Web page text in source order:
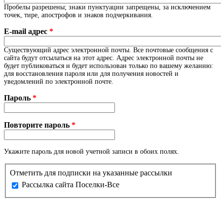
Пробелы разрешены; знаки пунктуации запрещены, за исключением
точек, тире, апострофов и знаков подчеркивания.
E-mail адрес *
Существующий адрес электронной почты. Все почтовые сообщения с
сайта будут отсылаться на этот адрес. Адрес электронной почты не
будет публиковаться и будет использован только по вашему желанию:
для восстановления пароля или для получения новостей и
уведомлений по электронной почте.
Пароль *
Повторите пароль *
Укажите пароль для новой учетной записи в обоих полях.
Отметить для подписки на указанные рассылки
Рассылка сайта Поселки-Все